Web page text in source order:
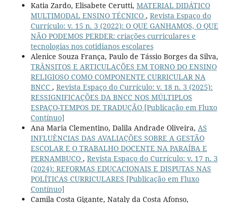
Katia Zardo, Elisabete Cerutti, MATERIAL DIDÁTICO
MULTIMODAL ENSINO TÉCNICO , Revista Espaço do
Currículo: v. 15 n. 3 (2022): O QUE GANHAMOS, O QUE
NÃO PODEMOS PERDER: criações curriculares e
tecnologias nos cotidianos escolares
Alenice Souza França, Paulo de Tássio Borges da Silva,
TRÂNSITOS E ARTICULAÇÕES EM TORNO DO ENSINO
RELIGIOSO COMO COMPONENTE CURRICULAR NA
BNCC , Revista Espaço do Currículo: v. 18 n. 3 (2025):
RESSIGNIFICAÇÕES DA BNCC NOS MÚLTIPLOS
ESPAÇO-TEMPOS DE TRADUÇÃO [Publicação em Fluxo
Contínuo]
Ana Maria Clementino, Dalila Andrade Oliveira, AS
INFLUÊNCIAS DAS AVALIAÇÕES SOBRE A GESTÃO
ESCOLAR E O TRABALHO DOCENTE NA PARAÍBA E
PERNAMBUCO , Revista Espaço do Currículo: v. 17 n. 3
(2024): REFORMAS EDUCACIONAIS E DISPUTAS NAS
POLÍTICAS CURRICULARES [Publicação em Fluxo
Contínuo]
Camila Costa Gigante, Nataly da Costa Afonso,